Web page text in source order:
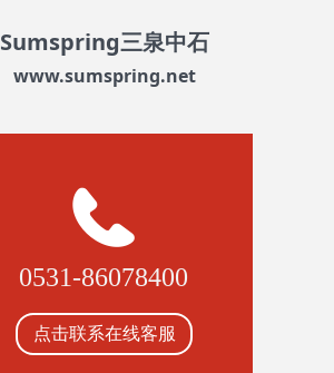
Sumspring三泉中石
www.sumspring.net
0531-86078400
点击联系在线客服